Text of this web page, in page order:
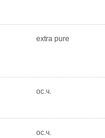
extra pure
ос.ч.
ос.ч.